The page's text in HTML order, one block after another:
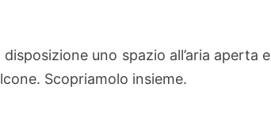
uno spazio all’aria aperta e
Scopriamolo insieme.